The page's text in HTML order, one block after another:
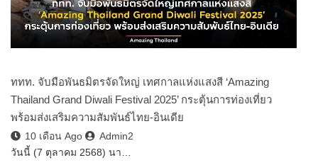
ททท. จับมือพันธมิตรจัดใหญ่ เทศกาลแห่งแสงสี ‘Amazing
Thailand Grand Diwali Festival 2025’ กระตุ้นการท่องเที่ยว
พร้อมส่งเสริมความสัมพันธ์ไทย-อินเดีย
10 เดือน Ago
Admin2
วันนี้ (7 ตุลาคม 2568) นา…